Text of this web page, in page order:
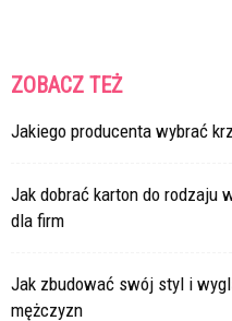
ZOBACZ TEŻ
Jakiego producenta wybrać
Jak dobrać karton do rodzaju
dla firm
Jak zbudować swój styl i
mężczyzn